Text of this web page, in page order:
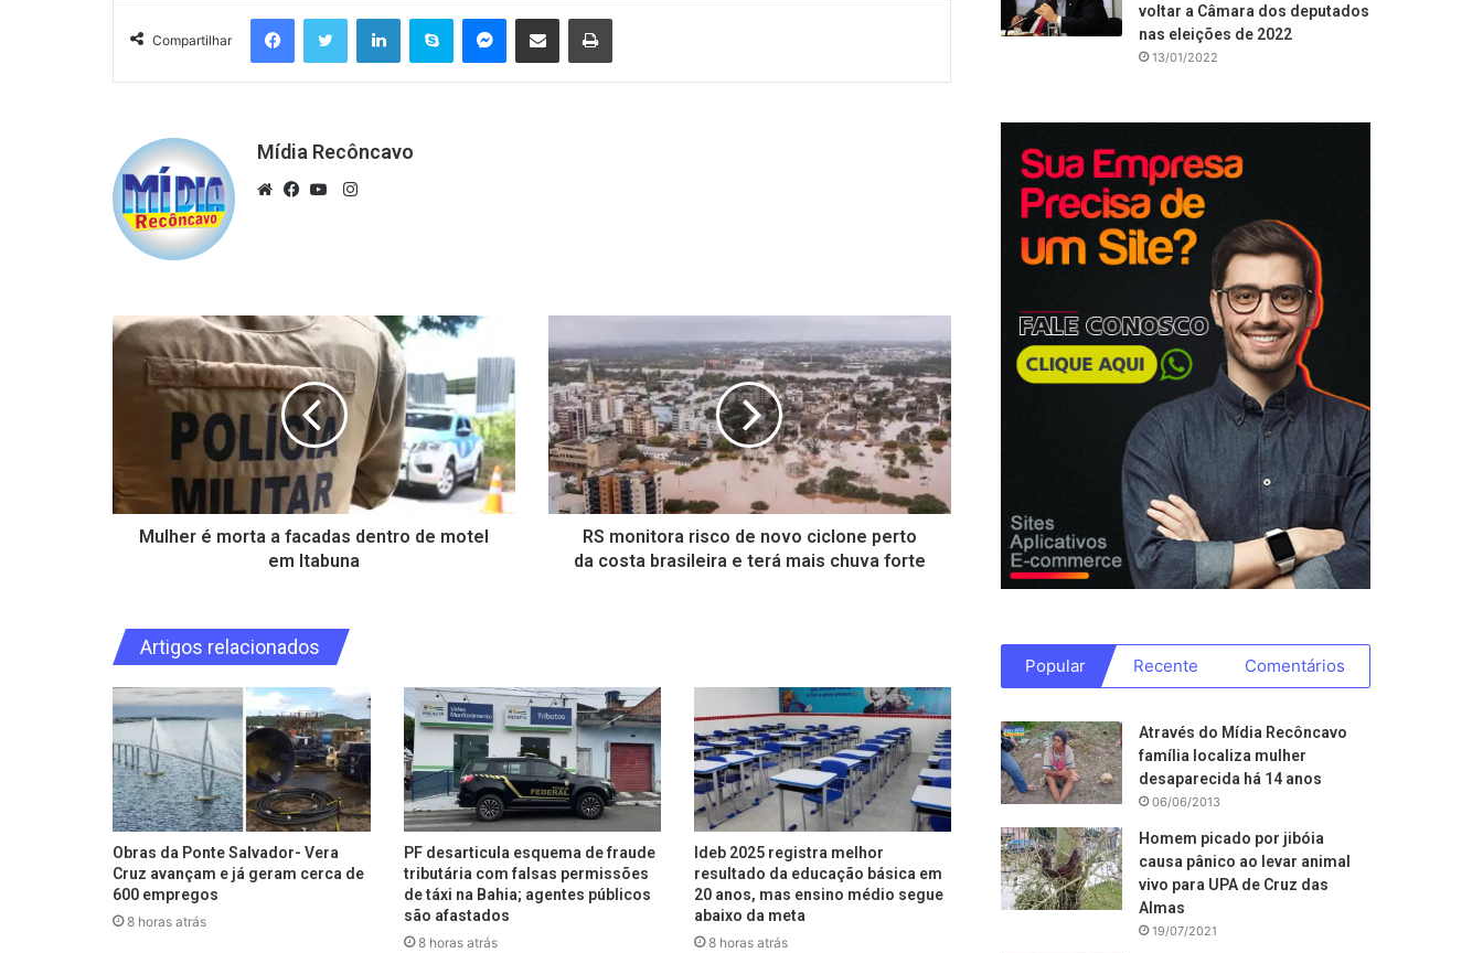
Compartilhar
FacebookTwitter LinkedinSkype Messenger
Compartilhar via e-mail Imprimir
Mídia Recôncavo
Instagram
Mulher é morta a facadas dentro de motel
em Itabuna
RS monitora risco de novo ciclone perto
da costa brasileira e terá mais chuva forte
Artigos relacionados
Obras da Ponte Salvador- Vera
Cruz avançam e já geram cerca de
600 empregos
8 horas atrás
PF desarticula esquema de fraude
tributária com falsas permissões
de táxi na Bahia; agentes públicos
são afastados
8 horas atrás
Ideb 2025 registra melhor
resultado da educação básica em
20 anos, mas ensino médio segue
abaixo da meta
8 horas atrás
voltar a Câmara dos deputados
nas eleições de 2022
13/01/2022
Popular Recente Comentários
Através do Mídia Recôncavo
família localiza mulher
desaparecida há 14 anos
06/06/2013
Homem picado por jibóia
causa pânico ao levar animal
vivo para UPA de Cruz das
Almas
19/07/2021